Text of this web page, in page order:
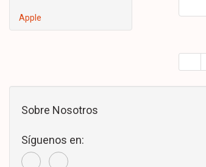
Apple
Sobre Nosotros
Síguenos en: